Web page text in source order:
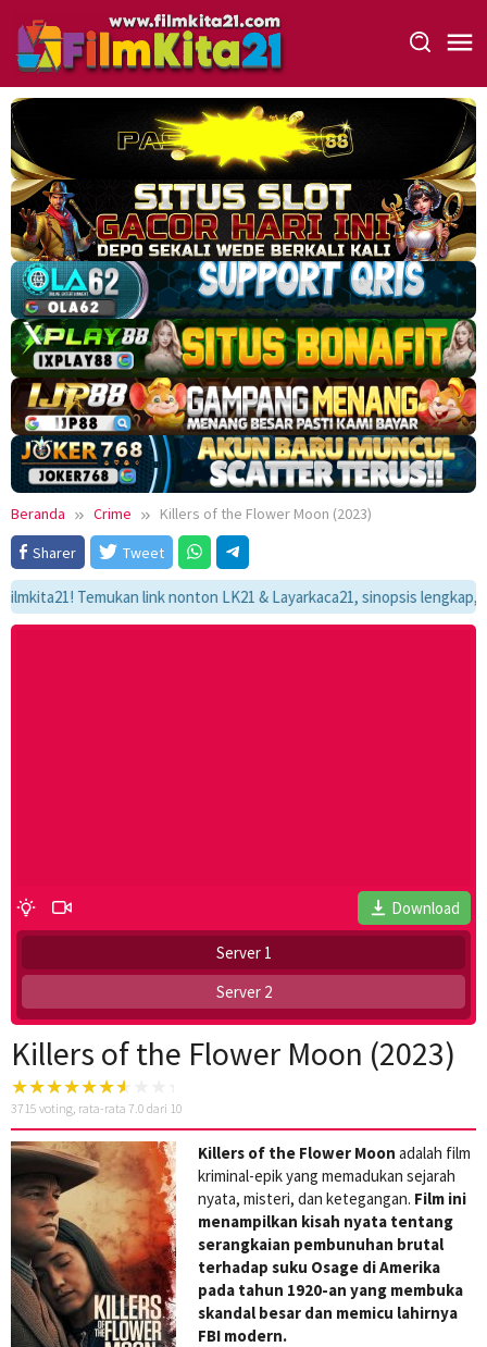
konten
Beranda Crime
Killers of the Flower Moon (2023)
Sharer
Tweet
Temukan link nonton LK21 & Layarkaca21, sinopsis lengkap,
Download
Server 1
Server 2
Killers of the Flower Moon (2023)
3715 voting, rata-rata 7.0 dari 10
Killers of the Flower Moon adalah film
kriminal-epik yang memadukan sejarah
nyata, misteri, dan ketegangan. Film ini
menampilkan kisah nyata tentang
serangkaian pembunuhan brutal
terhadap suku Osage di Amerika
pada tahun 1920-an yang membuka
skandal besar dan memicu lahirnya
FBI modern.